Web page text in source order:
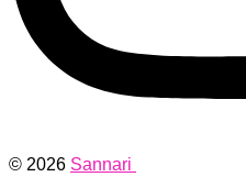
© 2026 Sannari